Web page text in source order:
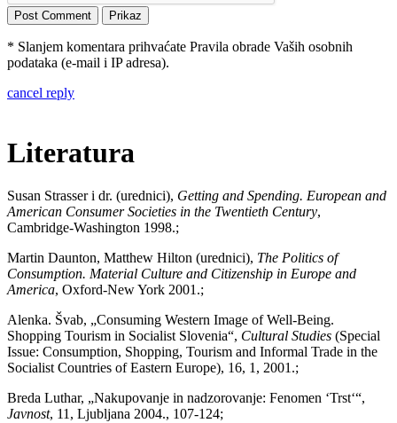
* Slanjem komentara prihvaćate Pravila obrade Vaših osobnih
podataka (e-mail i IP adresa).
cancel reply
Literatura
Susan Strasser i dr. (urednici), Getting and Spending. European and
American Consumer Societies in the Twentieth Century,
Cambridge-Washington 1998.;
Martin Daunton, Matthew Hilton (urednici), The Politics of
Consumption. Material Culture and Citizenship in Europe and
America, Oxford-New York 2001.;
Alenka. Švab, „Consuming Western Image of Well-Being.
Shopping Tourism in Socialist Slovenia“, Cultural Studies (Special
Issue: Consumption, Shopping, Tourism and Informal Trade in the
Socialist Countries of Eastern Europe), 16, 1, 2001.;
Breda Luthar, „Nakupovanje in nadzorovanje: Fenomen ʻTrstʻ“,
Javnost, 11, Ljubljana 2004., 107-124;